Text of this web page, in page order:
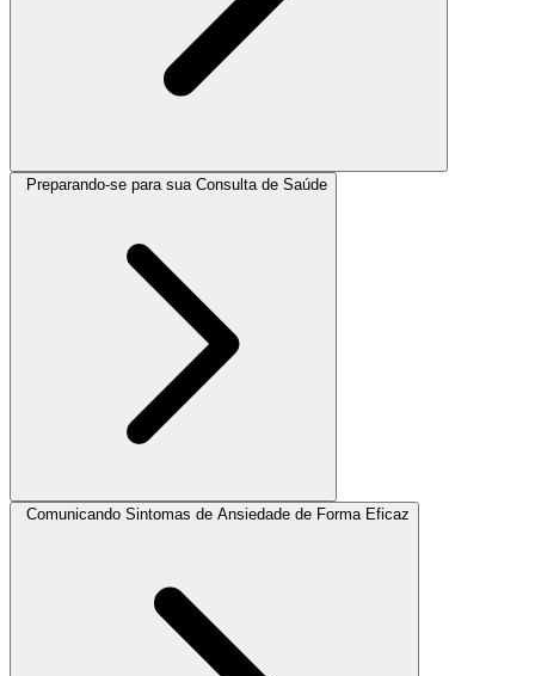
Preparando-se para sua Consulta de Saúde
Comunicando Sintomas de Ansiedade de Forma Eficaz